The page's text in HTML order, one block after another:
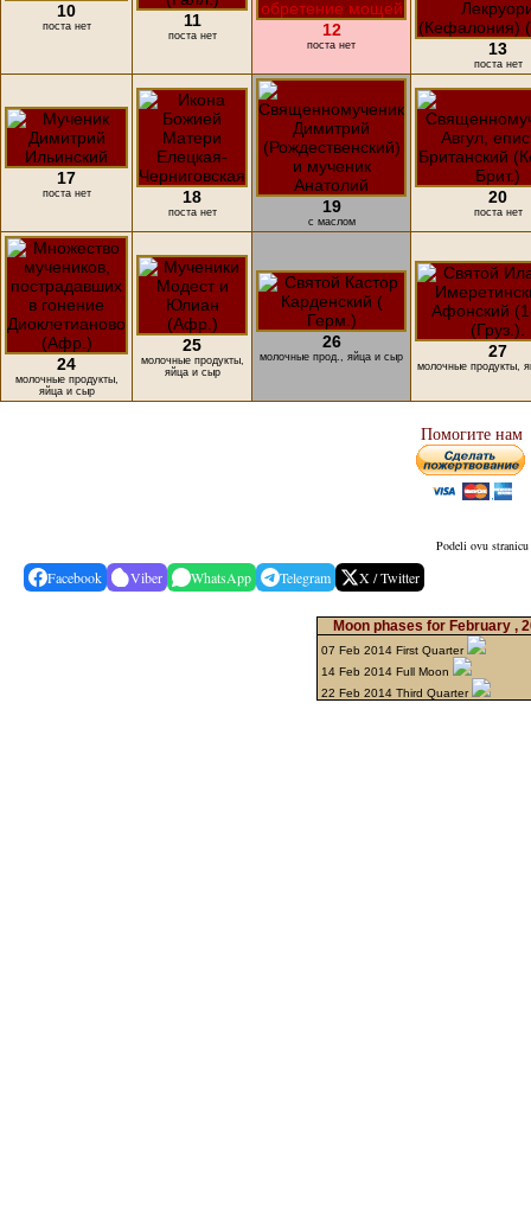
10
поста нет 11
поста нет 12
поста нет 13
поста нет
17
поста нет 18
поста нет 19
с маслом
20
поста нет
24
молочные продукты,
яйца и сыр
25
молочные продукты,
яйца и сыр
26
молочные прод., яйца и сыр 27
молочные продукты,
Помогите нам
Podeli ovu stranicu
Facebook Viber WhatsApp Telegram X / Twitter
Moon phases for February ,
07 Feb 2014 First Quarter
14 Feb 2014 Full Moon
22 Feb 2014 Third Quarter